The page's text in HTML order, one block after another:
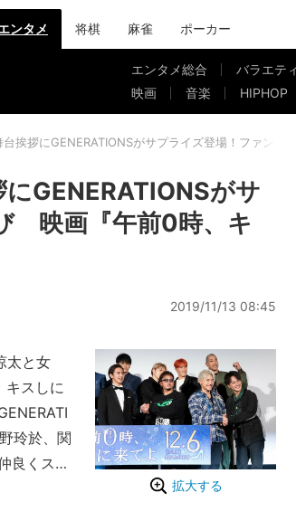
ンタメ 将棋 麻雀 ポーカー
エンタメ総合 バラエティ
映画
音楽 HIPHOP
挨拶にGENERATIONSがサプライズ登場！ファン
GENERATIONSがサ
映画『午前0時、キ
2019/11/13 08:45
拡大する
太と女
キスしに
玲於、関
良くステ